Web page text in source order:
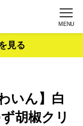
MENU
見る
いん】白
胡椒クリ